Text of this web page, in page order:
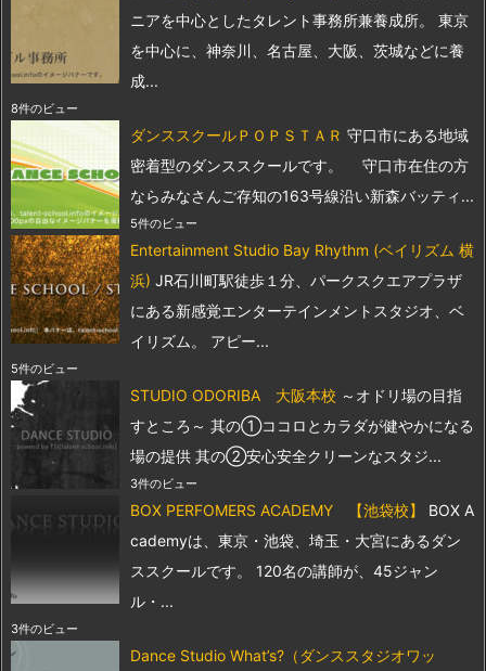
ニアを中心としたタレント事務所兼養成所。 東京
を中心に、神奈川、名古屋、大阪、茨城などに養
成...
8件のビュー
ダンススクールＰＯＰＳＴＡＲ 守口市にある地域
密着型のダンススクールです。 守口市在住の方
ならみなさんご存知の163号線沿い新森バッティ...
5件のビュー
Entertainment Studio Bay Rhythm (ベイリズム 横
浜) JR石川町駅徒歩１分、パークスクエアプラザ
にある新感覚エンターテインメントスタジオ、ベ
イリズム。 アピー...
5件のビュー
STUDIO ODORIBA 大阪本校 ～オドリ場の目指
すところ～ 其の①ココロとカラダが健やかになる
場の提供 其の②安心安全クリーンなスタジ...
3件のビュー
BOX PERFOMERS ACADEMY 【池袋校】
BOX A
cademyは、東京・池袋、埼玉・大宮にあるダン
ススクールです。 120名の講師が、45ジャン
ル・...
3件のビュー
Dance Studio What’s?（ダンススタジオワッ